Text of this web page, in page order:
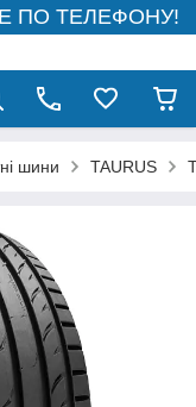
ПО ТЕЛЕФОНУ!
шини TAURUS